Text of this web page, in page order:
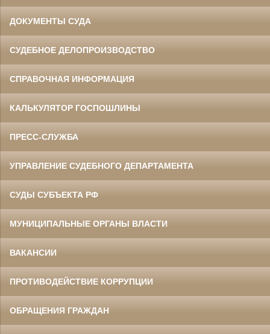
ДОКУМЕНТЫ СУДА
СУДЕБНОЕ ДЕЛОПРОИЗВОДСТВО
СПРАВОЧНАЯ ИНФОРМАЦИЯ
КАЛЬКУЛЯТОР ГОСПОШЛИНЫ
ПРЕСС-СЛУЖБА
УПРАВЛЕНИЕ СУДЕБНОГО ДЕПАРТАМЕНТА
СУДЫ СУБЪЕКТА РФ
МУНИЦИПАЛЬНЫЕ ОРГАНЫ ВЛАСТИ
ВАКАНСИИ
ПРОТИВОДЕЙСТВИЕ КОРРУПЦИИ
ОБРАЩЕНИЯ ГРАЖДАН